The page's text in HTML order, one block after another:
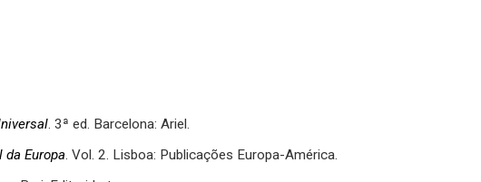
. 3ª ed. Barcelona: Ariel.
da Europa. Vol. 2. Lisboa: Publicações Europa-América.